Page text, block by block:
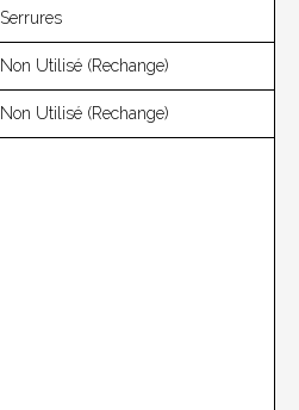
Serrures
Non Utilisé (rechange)
Non Utilisé (rechange)